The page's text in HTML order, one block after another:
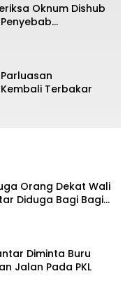
Oknum Dishub
Parkir
Terbakar
Orang Dekat Wali
Diduga Bagi Bagi
Diminta Buru
Jalan Pada PKL